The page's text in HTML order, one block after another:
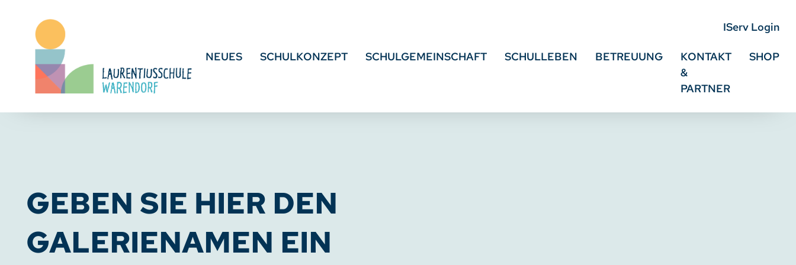
IServ Login
NEUES SCHULKONZEPT SCHULGEMEINSCHAFT SCHULLEBEN BETREUUNG
KONTAKT
&
PARTNER
SHOP
GEBEN SIE HIER DEN
GALERIENAMEN EIN